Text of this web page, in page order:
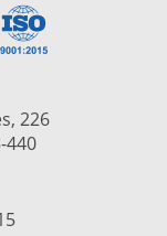
226
440